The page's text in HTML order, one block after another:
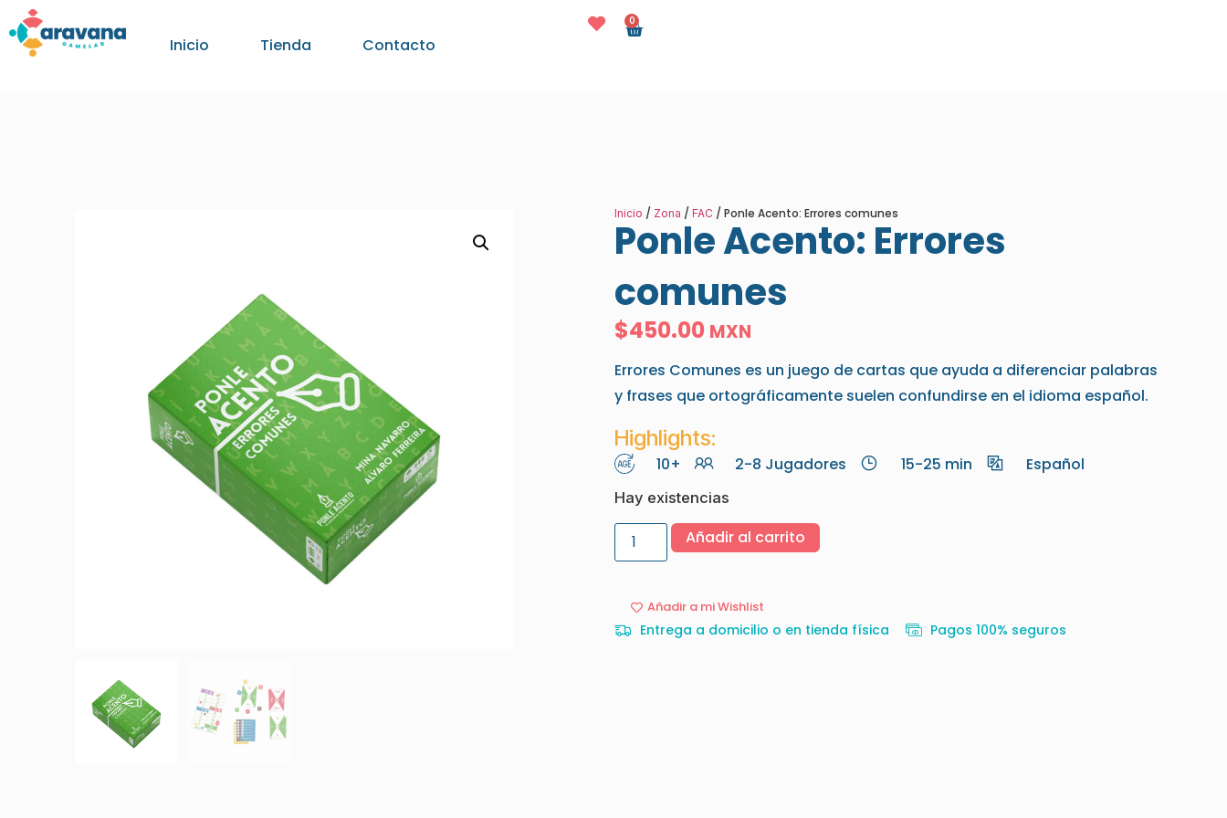
Inicio Tienda Contacto
0
Inicio / Zona / FAC / Ponle Acento: Errores comunes
Ponle Acento: Errores
comunes
$450.00 MXN
Errores Comunes es un juego de cartas que ayuda a diferenciar palabras
y frases que ortográficamente suelen confundirse en el idioma español.
Highlights:
10+ 2-8 Jugadores 15-25 min Español
Hay existencias
Añadir al carrito
Añadir a mi Wishlist
Entrega a domicilio o en tienda física Pagos 100% seguros